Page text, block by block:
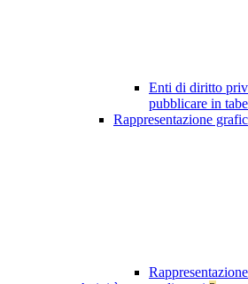
Enti di diritto
pubblicare in
Rappresentazione